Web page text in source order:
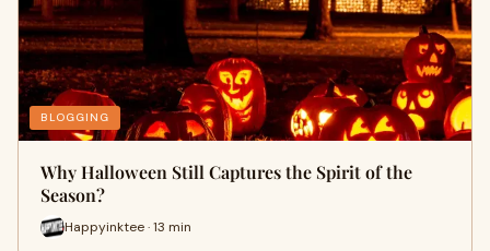
BLOGGING
Why Halloween Still Captures the Spirit of the
Season?
Happyinktee · 13 min